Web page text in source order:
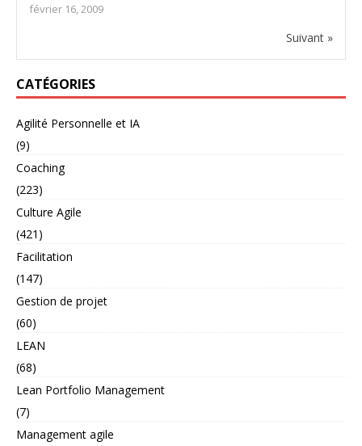
février 16, 2009
Suivant »
CATÉGORIES
Agilité Personnelle et IA
(9)
Coaching
(223)
Culture Agile
(421)
Facilitation
(147)
Gestion de projet
(60)
LEAN
(68)
Lean Portfolio Management
(7)
Management agile